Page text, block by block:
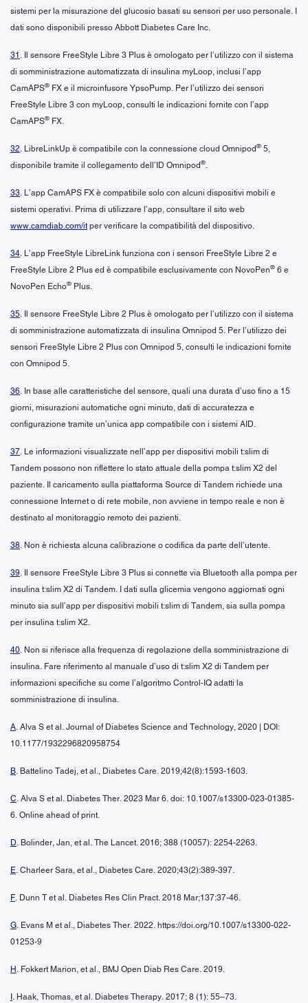
sistemi per la misurazione del glucosio basati su sensori per uso personale. I
dati sono disponibili presso Abbott Diabetes Care Inc.
31 . Il sensore FreeStyle Libre 3 Plus è omologato per l’utilizzo con il sistema
di somministrazione automatizzata di insulina myLoop, inclusi l’app
CamAPS® FX e il microinfusore YpsoPump. Per l’utilizzo dei sensori
FreeStyle Libre 3 con myLoop, consulti le indicazioni fornite con l’app
CamAPS® FX.
32. LibreLinkUp è compatibile con la connessione cloud Omnipod® 5,
disponibile tramite il collegamento dell’ID Omnipod®.
33. L’app CamAPS FX è compatibile solo con alcuni dispositivi mobili e
sistemi operativi. Prima di utilizzare l’app, consultare il sito web
www.camdiab.com/it per verificare la compatibilità del dispositivo.
34. L’app FreeStyle LibreLink funziona con i sensori FreeStyle Libre 2 e
FreeStyle Libre 2 Plus ed è compatibile esclusivamente con NovoPen® 6 e
NovoPen Echo® Plus.
35. Il sensore FreeStyle Libre 2 Plus è omologato per l’utilizzo con il sistema
di somministrazione automatizzata di insulina Omnipod 5. Per l’utilizzo dei
sensori FreeStyle Libre 2 Plus con Omnipod 5, consulti le indicazioni fornite
con Omnipod 5.
36. In base alle caratteristiche del sensore, quali una durata d’uso fino a 15
giorni, misurazioni automatiche ogni minuto, dati di accuratezza e
configurazione tramite un’unica app compatibile con i sistemi AID.
37. Le informazioni visualizzate nell’app per dispositivi mobili t:slim di
Tandem possono non riflettere lo stato attuale della pompa t:slim X2 del
paziente. Il caricamento sulla piattaforma Source di Tandem richiede una
connessione Internet o di rete mobile, non avviene in tempo reale e non è
destinato al monitoraggio remoto dei pazienti.
38. Non è richiesta alcuna calibrazione o codifica da parte dell’utente.
39. Il sensore FreeStyle Libre 3 Plus si connette via Bluetooth alla pompa per
insulina t:slim X2 di Tandem. I dati sulla glicemia vengono aggiornati ogni
minuto sia sull’app per dispositivi mobili t:slim di Tandem, sia sulla pompa
per insulina t:slim X2.
40. Non si riferisce alla frequenza di regolazione della somministrazione di
insulina. Fare riferimento al manuale d’uso di t:slim X2 di Tandem per
informazioni specifiche su come l’algoritmo Control-IQ adatti la
somministrazione di insulina.
A. Alva S et al. Journal of Diabetes Science and Technology, 2020 | DOI:
10.1177/1932296820958754
B. Battelino Tadej, et al., Diabetes Care. 2019;42(8):1593-1603.
C. Alva S et al. Diabetes Ther. 2023 Mar 6. doi: 10.1007/s13300-023-01385-
6. Online ahead of print.
D. Bolinder, Jan, et al. The Lancet. 2016; 388 (10057): 2254-2263.
E. Charleer Sara, et al., Diabetes Care. 2020;43(2):389-397.
F. Dunn T et al. Diabetes Res Clin Pract. 2018 Mar;137:37-46.
G. Evans M et al., Diabetes Ther. 2022. https://doi.org/10.1007/s13300-022-
01253-9
H . Fokkert Marion, et al., BMJ Open Diab Res Care. 2019.
. Haak, Thomas, et al. Diabetes Therapy. 2017; 8 (1): 55–73.